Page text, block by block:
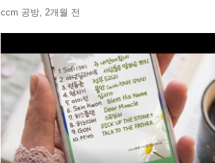
ccm 공방 2개월 전